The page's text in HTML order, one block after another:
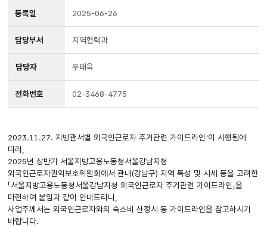
등록일 2025-06-26
담당부서 지역협력과
담당자 우태욱
전화번호 02-3468-4775
2023.11.27. 지방관서별 외국인근로자 주거관련 가이드라인'이 시행됨에
따라,
2025년 상반기 서울지방고용노동청서울강남지청
외국인근로자권익보호위원회에서 관내(강남구) 지역 특성 및 시세 등을 고려한
「서울지방고용노동청서울강남지청 외국인근로자 주거관련 가이드라인」을
마련하여 붙임과 같이 안내드리니,
사업주께서는 외국인근로자와의 숙소비 산정시 동 가이드라인을 참고하시기
바랍니다.